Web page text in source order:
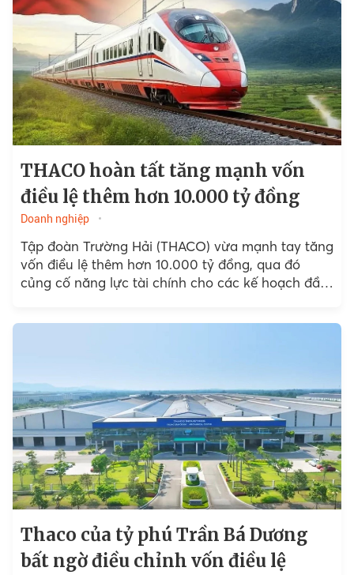
THACO hoàn tất tăng mạnh vốn
điều lệ thêm hơn 10.000 tỷ đồng
Doanh nghiệp
Tập đoàn Trường Hải (THACO) vừa mạnh tay tăng
vốn điều lệ thêm hơn 10.000 tỷ đồng, qua đó
củng cố năng lực tài chính cho các kế hoạch đầu
Thaco của tỷ phú Trần Bá Dương
bất ngờ điều chỉnh vốn điều lệ